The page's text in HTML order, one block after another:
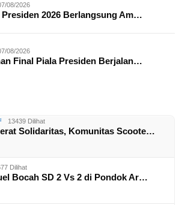
08/2026
Presiden 2026 Berlangsung Am…
08/2026
Final Piala Presiden Berjalan…
13439 Dilihat
Solidaritas, Komunitas Scoote…
Dilihat
Bocah SD 2 Vs 2 di Pondok Ar…